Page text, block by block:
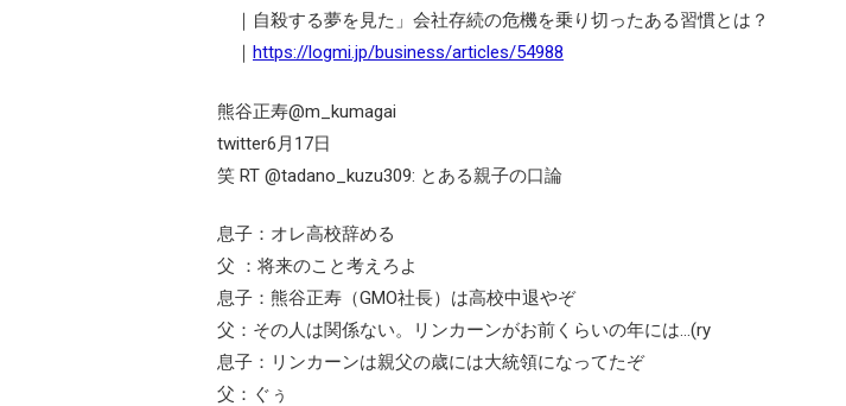
｜自殺する夢を見た」会社存続の危機を乗り切ったある習慣とは？
｜ https://logmi.jp/business/articles/54988
熊谷正寿@m_kumagai
twitter6月17日
笑 RT @tadano_kuzu309: とある親子の口論
息子：オレ高校辞める
父 ：将来のこと考えろよ
息子：熊谷正寿（GMO社長）は高校中退やぞ
父：その人は関係ない。リンカーンがお前くらいの年には…(ry
息子：リンカーンは親父の歳には大統領になってたぞ
父：ぐぅ